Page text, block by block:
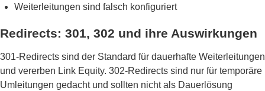
Weiterleitungen sind falsch konfiguriert
Redirects: 301, 302 und ihre Auswirkungen
301-Redirects sind der Standard für dauerhafte Weiterleitungen
und vererben Link Equity. 302-Redirects sind nur für temporäre
Umleitungen gedacht und sollten nicht als Dauerlösung